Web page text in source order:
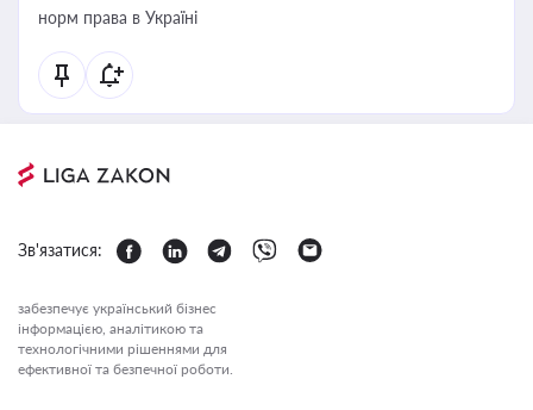
норм права в Україні
Зв'язатися:
забезпечує український бізнес
інформацією, аналітикою та
технологічними рішеннями для
ефективної та безпечної роботи.